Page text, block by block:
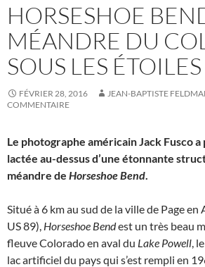
HORSESHOE
MÉANDRE DU
SOUS LES ÉTOILES
FÉVRIER 28, 2016 JEAN-BAPTISTE
COMMENTAIRE
Le photographe américain Jack Fusco
lactée au-dessus d’une étonnante
méandre de Horseshoe Bend.
Situé à 6 km au sud de la ville de Page
US 89), Horseshoe Bendest un très beau
fleuve Colorado en aval du Lake Powell,
lac artificiel du pays qui s’est rempli en